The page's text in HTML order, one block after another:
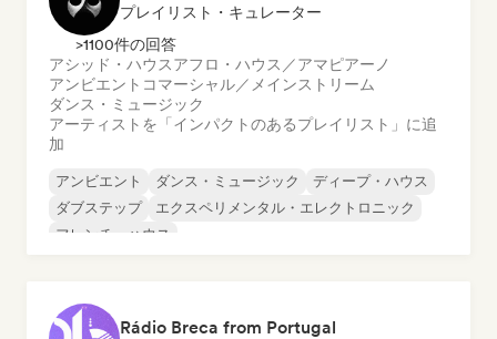
プレイリスト・キュレーター
>1100件の回答
アシッド・ハウスアフロ・ハウス／アマピアーノ
アンビエント コマーシャル／メインストリーム
ダンス・ミュージック
アーティストを「インパクトのあるプレイリスト」に追
加
アンビエント ダンス・ミュージック
ディープ・ハウス
ダブステップ
エクスペリメンタル・エレクトロニック
フレンチ・ハウス
Rádio Breca from Portugal